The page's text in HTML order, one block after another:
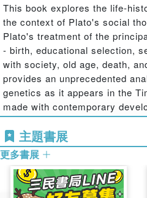
This book explores the life-
the context of Plato's social
Plato's treatment of the
- birth, educational selection,
with society, old age, death,
provides an unprecedented
genetics as it appears in the
made with contemporary
sociology, and comparative
of the fact that Plato, whilst
modern world, was not a
主題書展
更多書展